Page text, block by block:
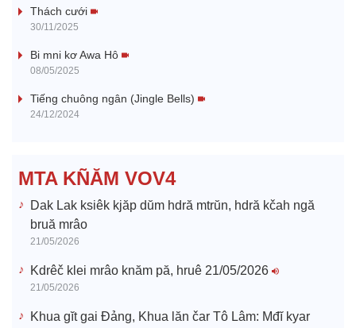
i
o
Thách cưới
30/11/2025
Bi mni kơ Awa Hô
08/05/2025
Tiếng chuông ngân (Jingle Bells)
24/12/2024
MTA KÑĂM VOV4
Dak Lak ksiêk kjăp dŭm hdră mtrŭn, hdră kčah ngă
bruă mrâo
21/05/2026
Kdrêč klei mrâo knăm pă, hruê 21/05/2026
21/05/2026
Khua gĭt gai Đảng, Khua lăn čar Tô Lâm: Mđĭ kyar